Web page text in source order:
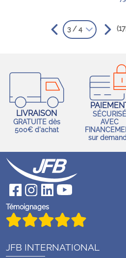
3 / 4
LIVRAISON
GRATUITE dès
500€ d'achat
SÉCURISÉ
AVEC
sur
Témoignages
JFB INTERNATIONAL